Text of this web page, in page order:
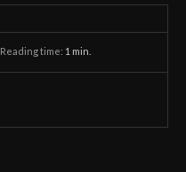
Reading time: 1 min.